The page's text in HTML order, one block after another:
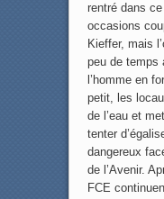
rentré dans
occasions
Kieffer, mais
peu de temps
l’homme en
petit, les
de l’eau et
tenter
dangereux
de l’Avenir.
FCE